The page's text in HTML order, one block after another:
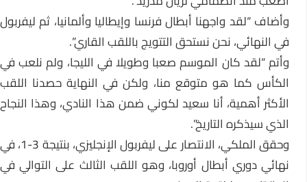
وأضاف “لقد واجهنا أبطال فرنسا وإيطاليا وألمانيا، ثم ليفربول
في النهائي، نحن نستحق التتويج باللقب القاري”.
وأتم “لقد كان الموسم صعبا وطويلا في الليجا، ولم نلعب في
الكأس كما هو متوقع منا، ولكن في النهاية حصدنا اللقب
الأكثر أهمية، أنا سعيد لكوني ضمن هذا النادي، وهذا النجاح
الذي سيذكره التاريخ”.
وحقق الملكي، الانتصار على ليفربول الإنجليزي، بنتيجة 3-1، في
نهائي دوري أبطال أوروبا، وهو اللقب الثالث على التوالي في